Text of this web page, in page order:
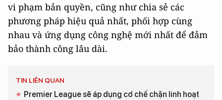
vi phạm bản quyền, cũng như chia sẻ các
phương pháp hiệu quả nhất, phối hợp cùng
nhau và ứng dụng công nghệ mới nhất để đảm
bảo thành công lâu dài.
TIN LIÊN QUAN
Premier League sẽ áp dụng cơ chế chặn linh hoạt